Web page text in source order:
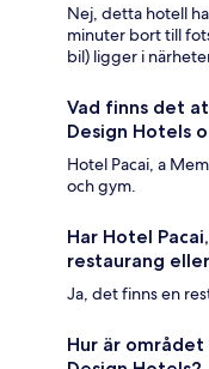
Nej, detta hotell
minuter bort till
bil) ligger i
Vad finns det
Design Hotels
Hotel Pacai, a
och gym.
Har Hotel
restaurang
Ja, det finns en
Hur är